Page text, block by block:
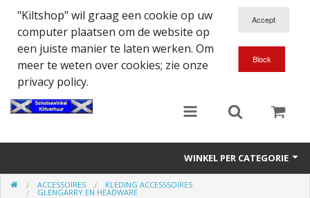
"Kiltshop" wil graag een cookie op uw
computer plaatsen om de website op
een juiste manier te laten werken. Om
meer te weten over cookies; zie onze
privacy policy.
WINKEL PER CATEGORIE
AccessoiresACCESSOIRES KLEDING ACCESSSOIRES
GLENGARRY EN HEADWARE